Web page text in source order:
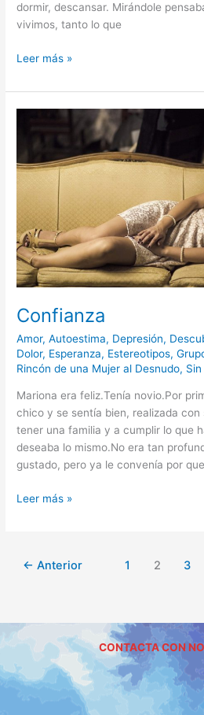
dormir, descansar. Mirándole
vivimos, tanto lo que
Leer más »
Confianza
Amor,Autoestima, Depresión,
Dolor, Esperanza, Estereotipos,
Rincón de una Mujer al Desnudo,
Mariona era feliz.Tenía novio.Por
chico y se sentía bien, realizada con
tener una familia y a cumplir lo que
deseaba lo mismo.No era tan
gustado, pero ya le convenía por
Leer más »
← Anterior 1 2 3
CONTACTA CON